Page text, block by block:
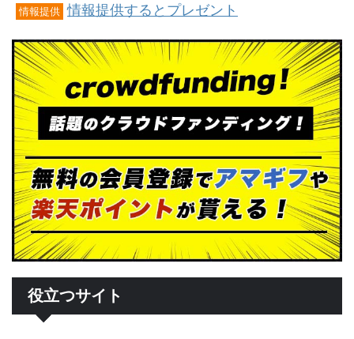
情報提供 情報提供するとプレゼント
役立つサイト